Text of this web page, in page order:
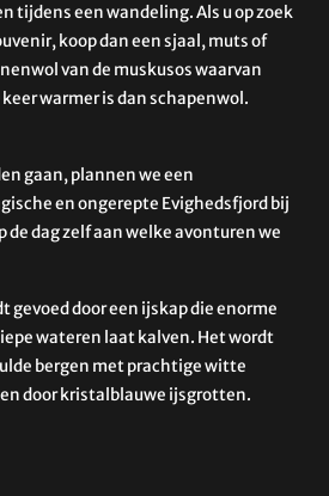
tijdens een wandeling. Als u op zoek
koop dan een sjaal, muts of
van de muskusos waarvan
warmer is dan schapenwol.
gaan, plannen we een
en ongerepte Evighedsfjord bij
de dag zelf aan welke avonturen we
gevoed door een ijskap die enorme
wateren laat kalven. Het wordt
bergen met prachtige witte
door kristalblauwe ijsgrotten.